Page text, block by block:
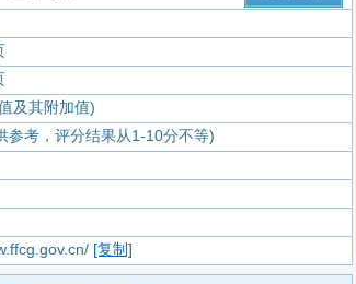
及其附加值)
参考，评分结果从1-10分不等)
[复制]